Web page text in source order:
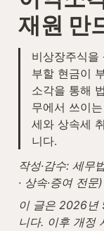
재원 만
비상장주식을
부할 현금이
소각을 통해
무에서 쓰이
세와 상속세
니다.
작성·감수: 세무
· 상속·증여 전
이 글은 2026년
니다. 이후 개정